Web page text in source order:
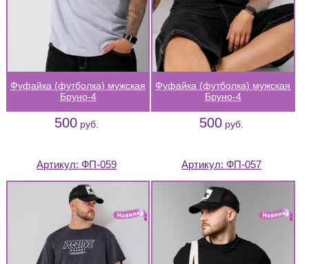
Фуфайка (футболка) мужская
Бруно-4
500 руб.
Фуфайка (футболка) мужская
Бруно-4
500 руб.
Артикул:ФП-059 Артикул:ФП-057